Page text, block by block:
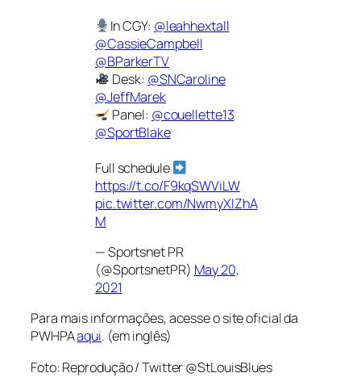
In CGY: @leahhextall
@CassieCampbell
@BParkerTV
Desk: @SNCaroline
@JeffMarek
Panel: @couellette13
@SportBlake
Full schedule
https://t.co/F9kqSWViLW
pic.twitter.com/NwmyXIZhA
M
— Sportsnet PR
(@SportsnetPR) May 20,
2021
Para mais informações, acesse o site oficial da
PWHPAaqui. (em inglês)
Foto: Reprodução / Twitter @StLouisBlues